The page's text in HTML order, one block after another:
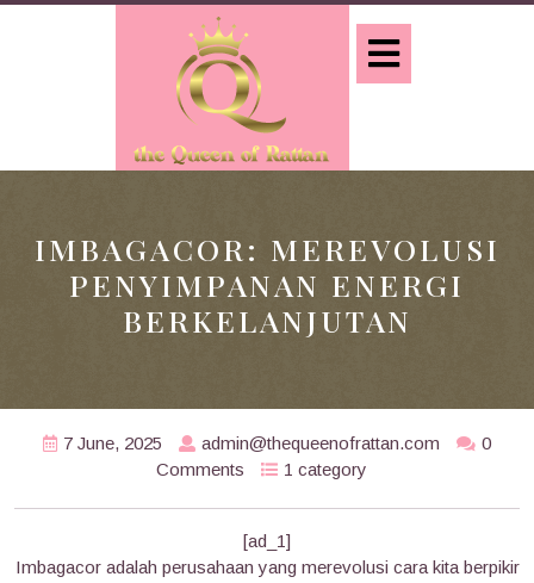
Skip
IMBAGACOR: MEREVOLUSI
PENYIMPANAN ENERGI
BERKELANJUTAN
7 June, 2025 admin@thequeenofrattan.com
0
Comments
1 category
[ad_1]
Imbagacor adalah perusahaan yang merevolusi cara kita berpikir